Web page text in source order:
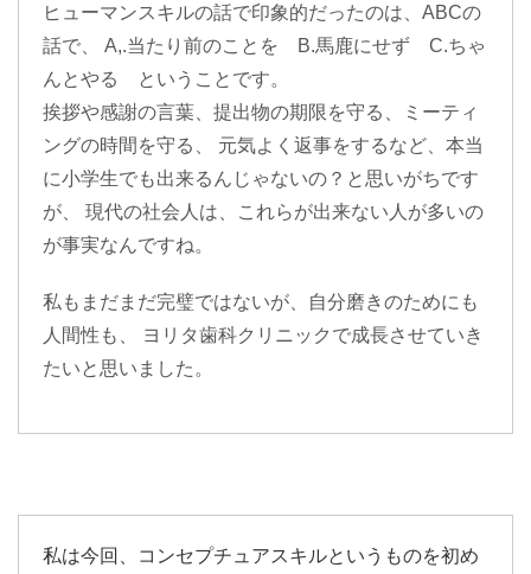
ヒューマンスキルの話で印象的だったのは、ABCの
話で、 A,.当たり前のことを B.馬鹿にせず C.ちゃ
んとやる ということです。
挨拶や感謝の言葉、提出物の期限を守る、ミーティ
ングの時間を守る、 元気よく返事をするなど、本当
に小学生でも出来るんじゃないの？と思いがちです
が、 現代の社会人は、これらが出来ない人が多いの
が事実なんですね。
私もまだまだ完璧ではないが、自分磨きのためにも
人間性も、 ヨリタ歯科クリニックで成長させていき
たいと思いました。
私は今回、コンセプチュアスキルというものを初め